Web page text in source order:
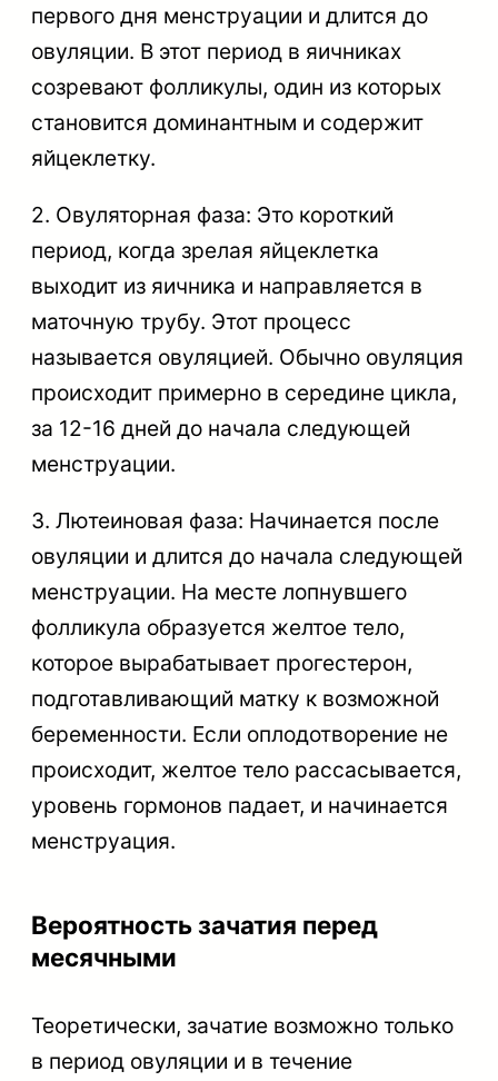
первого дня менструации и длится до
овуляции. В этот период в яичниках
созревают фолликулы, один из которых
становится доминантным и содержит
яйцеклетку.
2. Овуляторная фаза: Это короткий
период, когда зрелая яйцеклетка
выходит из яичника и направляется в
маточную трубу. Этот процесс
называется овуляцией. Обычно овуляция
происходит примерно в середине цикла,
за 12-16 дней до начала следующей
менструации.
3. Лютеиновая фаза: Начинается после
овуляции и длится до начала следующей
менструации. На месте лопнувшего
фолликула образуется желтое тело,
которое вырабатывает прогестерон,
подготавливающий матку к возможной
беременности. Если оплодотворение не
происходит, желтое тело рассасывается,
уровень гормонов падает, и начинается
менструация.
Вероятность зачатия перед
месячными
Теоретически, зачатие возможно только
в период овуляции и в течение